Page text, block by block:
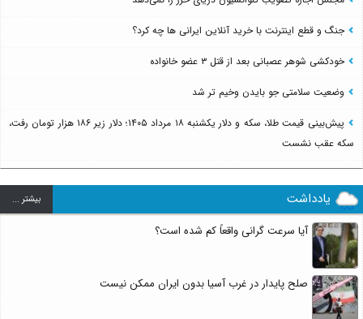
جنگ و قطع اینترنت با خرید آنلاین ایرانی ها چه کرد؟
خودکشی شوهر عصبانی بعد از قتل ۳ عضو خانواده
وضعیت سلامتی جو بایدن وخیم تر شد
پیش‌بینی قیمت طلا، سکه و دلار یکشنبه ۱۸ مرداد ۱۴۰۵؛ دلار زیر ۱۸۶ هزار تومان رفت،
سکه عقب نشست
یادداشت بيشتر ...
آیا سرعت گرانی واقعاً کم شده است؟
صلح پایدار در غرب آسیا بدون ایران ممکن نیست